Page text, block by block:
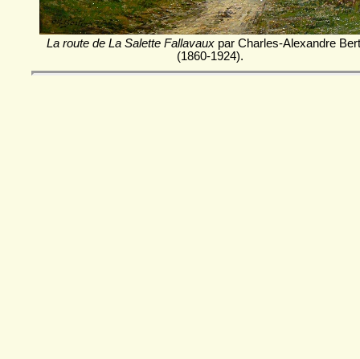
La route de La Salette Fallavauxpar Charles-Alexandre
(1860-1924).